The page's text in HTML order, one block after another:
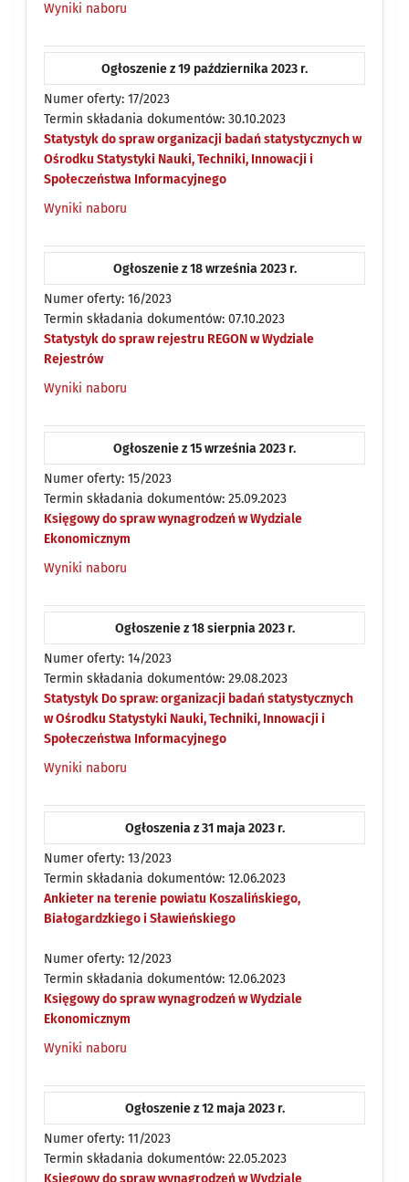
Wyniki naboru
Ogłoszenie z 19 października 2023 r.
Numer oferty: 17/2023
Termin składania dokumentów: 30.10.2023
Statystyk do spraw organizacji badań statystycznych w
Ośrodku Statystyki Nauki, Techniki, Innowacji i
Społeczeństwa Informacyjnego
Wyniki naboru
Ogłoszenie z 18 września 2023 r.
Numer oferty: 16/2023
Termin składania dokumentów: 07.10.2023
Statystyk do spraw rejestru REGON w Wydziale
Rejestrów
Wyniki naboru
Ogłoszenie z 15 września 2023 r.
Numer oferty: 15/2023
Termin składania dokumentów: 25.09.2023
Księgowy do spraw wynagrodzeń w Wydziale
Ekonomicznym
Wyniki naboru
Ogłoszenie z 18 sierpnia 2023 r.
Numer oferty: 14/2023
Termin składania dokumentów: 29.08.2023
Statystyk Do spraw: organizacji badań statystycznych
w Ośrodku Statystyki Nauki, Techniki, Innowacji i
Społeczeństwa Informacyjnego
Wyniki naboru
Ogłoszenia z 31 maja 2023 r.
Numer oferty: 13/2023
Termin składania dokumentów: 12.06.2023
Ankieter na terenie powiatu Koszalińskiego,
Białogardzkiego i Sławieńskiego
Numer oferty: 12/2023
Termin składania dokumentów: 12.06.2023
Księgowy do spraw wynagrodzeń w Wydziale
Ekonomicznym
Wyniki naboru
Ogłoszenie z 12 maja 2023 r.
Numer oferty: 11/2023
Termin składania dokumentów: 22.05.2023